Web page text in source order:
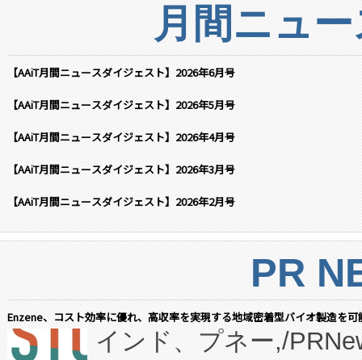
月間ニュ
【AAiT月間ニュースダイジェスト】2026年6月号
【AAiT月間ニュースダイジェスト】2026年5月号
【AAiT月間ニュースダイジェスト】2026年4月号
【AAiT月間ニュースダイジェスト】2026年3月号
【AAiT月間ニュースダイジェスト】2026年2月号
PR
Enzene、コスト効率に優れ、高収率を実現する地域密着型バイオ製造を
インド、プネー,/